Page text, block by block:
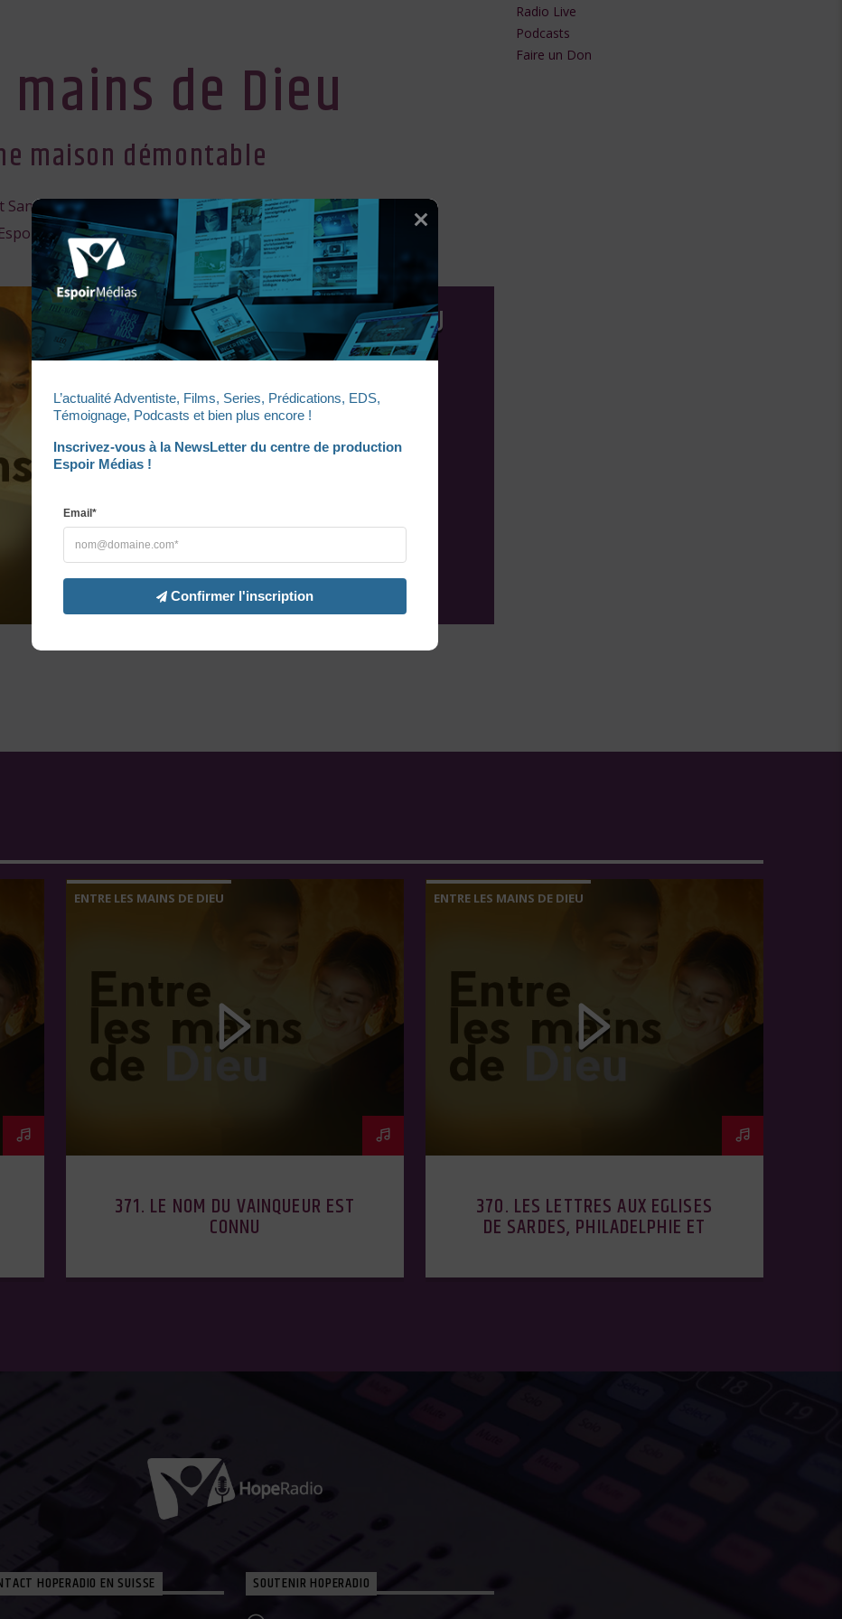
de Dieu
maison démontable
Santé
Radio
ENTRE LES MAINS DE DIEU
Radio Live
Podcasts
Faire un Don
ENTRE LES MAINS DE DIEU
371. LE NOM DU VAINQUEUR EST
CONNU
ENTRE LES MAINS DE DIEU
370. LES LETTRES AUX EGLISES
DE SARDES, PHILADELPHIE ET
HOPERADIO EN SUISSE SOUTENIR HOPERADIO
L’actualité Adventiste, Films, Series, Prédications, EDS,
Témoignage, Podcasts et bien plus encore !
Inscrivez-vous à la NewsLetter du centre de production
Espoir Médias !
Email*
Confirmer l'inscription